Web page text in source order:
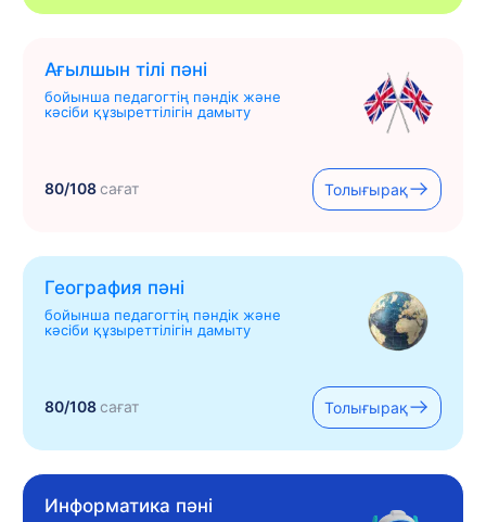
Ағылшын тілі пәні
бойынша педагогтің пәндік және
кәсіби құзыреттілігін дамыту
80/108сағат Толығырақ
География пәні
бойынша педагогтің пәндік және
кәсіби құзыреттілігін дамыту
80/108сағат Толығырақ
Информатика пәні